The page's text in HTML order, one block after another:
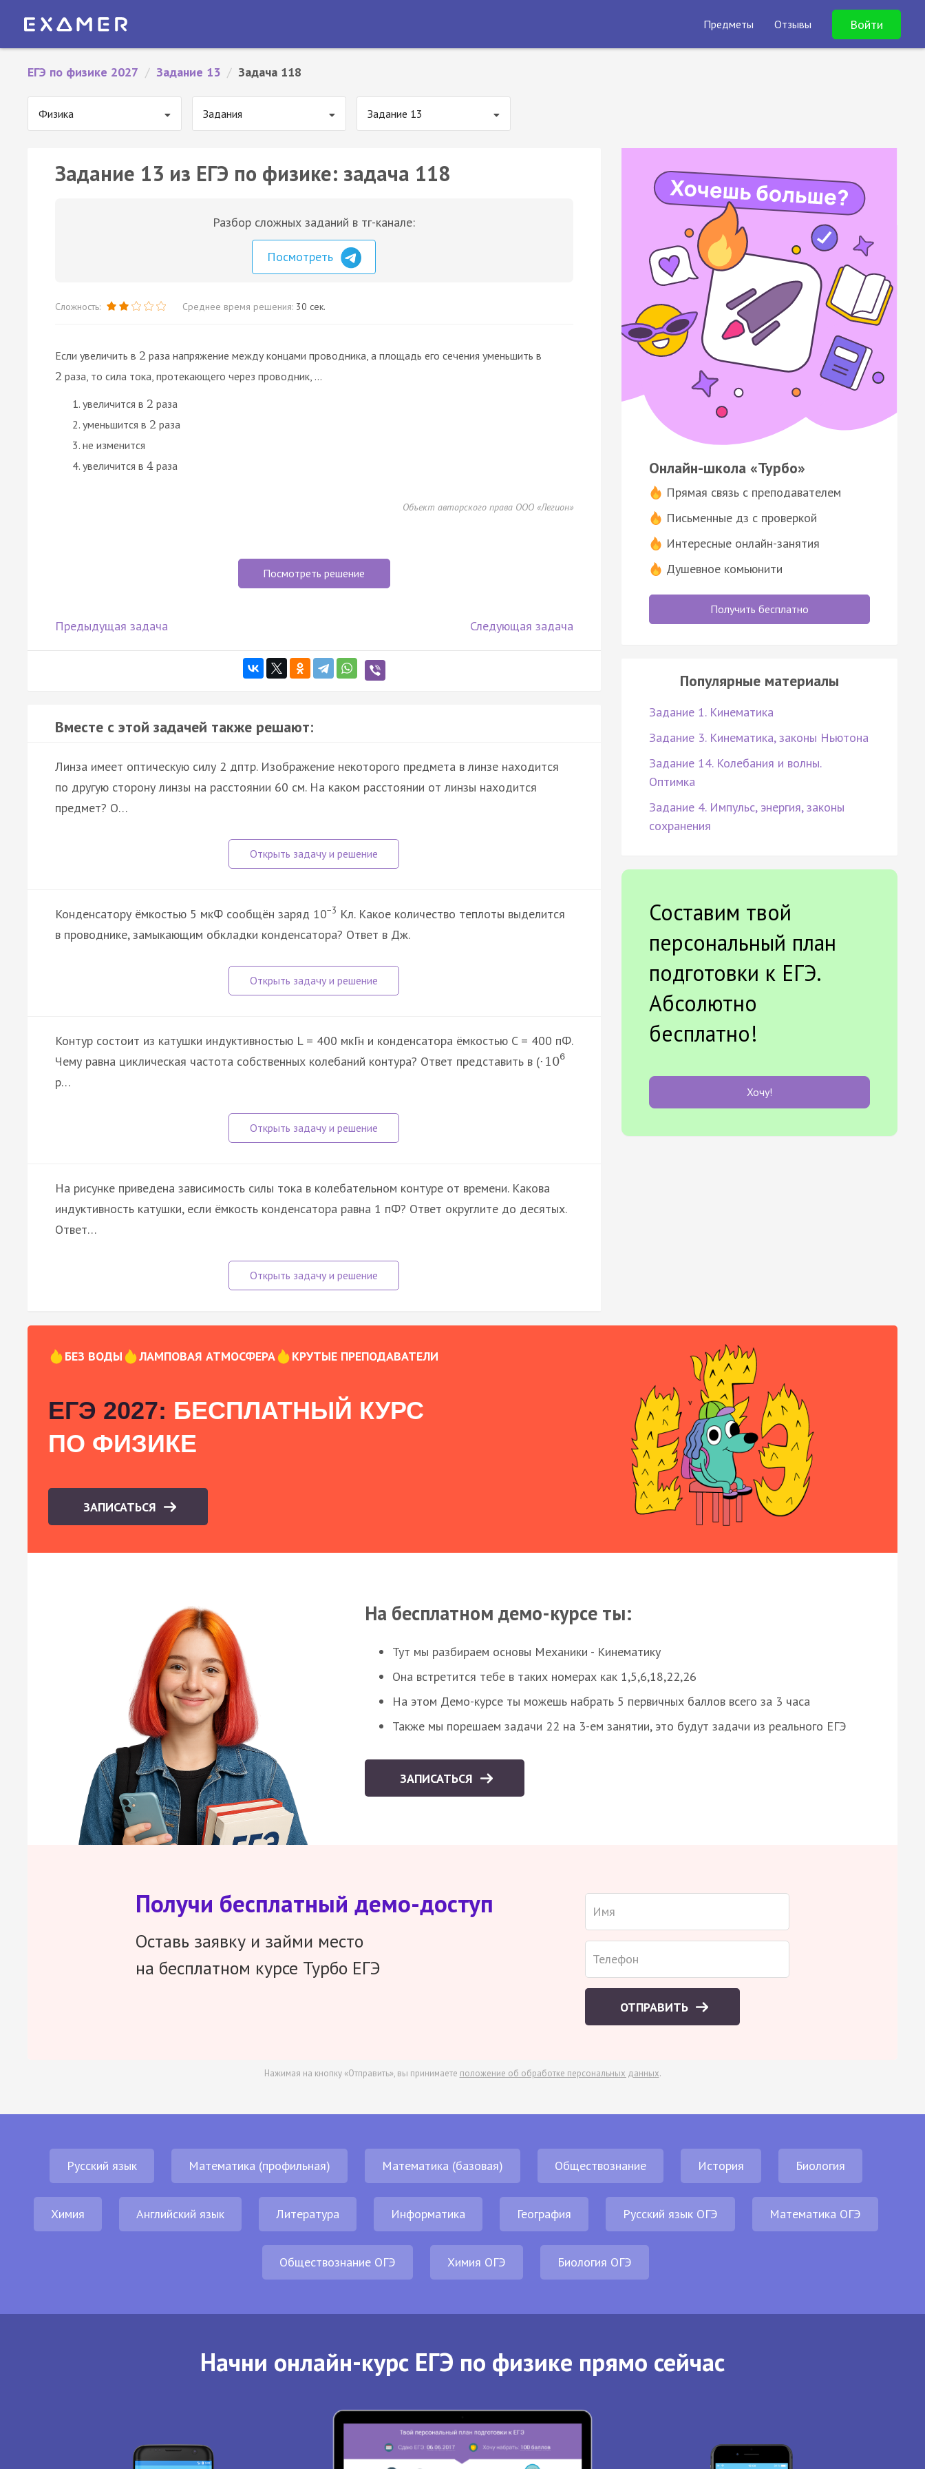
Предметы Отзывы Войти
ЕГЭ по физике 2027 / Задание 13 / Задача 118
Физика Задания Задание 13
Задание 13 из ЕГЭ по физике: задача 118
Разбор сложных заданий в тг-канале:
Посмотреть
Сложность: Среднее время решения: 30 сек.
Если увеличить в 2 раза напряжение между концами проводника, а площадь его сечения уменьшить в
2 раза, то сила тока, протекающего через проводник, ...
увеличится в 2 раза
уменьшится в 2 раза
не изменится
увеличится в 4 раза
Объект авторского права ООО «Легион»
Посмотреть решение
Предыдущая задача Следующая задача
Вместе с этой задачей также решают:
Линза имеет оптическую силу 2 дптр. Изображение некоторого предмета в линзе находится
по другую сторону линзы на расстоянии 60 см. На каком расстоянии от линзы находится
предмет? О…
Конденсатору ёмкостью 5 мкФ сообщён заряд 10−3 Кл. Какое количество теплоты выделится
в проводнике, замыкающим обкладки конденсатора? Ответ в Дж.
Контур состоит из катушки индуктивностью L = 400 мкГн и конденсатора ёмкостью C = 400 пФ.
Чему равна циклическая частота собственных колебаний контура? Ответ представить в (· 106
р…
На рисунке приведена зависимость силы тока в колебательном контуре от времени. Какова
индуктивность катушки, если ёмкость конденсатора равна 1 пФ? Ответ округлите до десятых.
Ответ…
Онлайн-школа «Турбо»
Прямая связь с преподавателем
Письменные дз с проверкой
Интересные онлайн-занятия
Душевное комьюнити
Получить бесплатно
Популярные материалы
Задание 1. Кинематика
Задание 3. Кинематика, законы Ньютона
Задание 14. Колебания и волны.
Оптимка
Задание 4. Импульс, энергия, законы
сохранения
Составим твой
персональный план
подготовки к ЕГЭ.
Абсолютно
бесплатно!
Хочу!
БЕЗ ВОДЫ ЛАМПОВАЯ АТМОСФЕРА КРУТЫЕ ПРЕПОДАВАТЕЛИ
ЕГЭ 2027: БЕСПЛАТНЫЙ КУРС
ПО ФИЗИКЕ
ЗАПИСАТЬСЯ
На бесплатном демо-курсе ты:
Тут мы разбираем основы Механики - Кинематику
Она встретится тебе в таких номерах как 1,5,6,18,22,26
На этом Демо-курсе ты можешь набрать 5 первичных баллов всего за 3 часа
Также мы порешаем задачи 22 на 3-ем занятии, это будут задачи из реального ЕГЭ
ЗАПИСАТЬСЯ
Получи бесплатный демо-доступ
Оставь заявку и займи место
на бесплатном курсе Турбо ЕГЭ
ОТПРАВИТЬ
Нажимая на кнопку «Отправить», вы принимаете положение об обработке персональных данных.
Русский язык Математика (профильная) Математика (базовая) Обществознание История Биология
Химия Английский язык Литература Информатика География Русский язык ОГЭ Математика ОГЭ
Обществознание ОГЭ Химия ОГЭ Биология ОГЭ
Начни онлайн-курс ЕГЭ по физике прямо сейчас